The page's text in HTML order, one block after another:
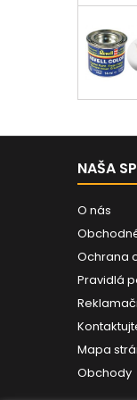
NAŠA
O nás
Ochrana
Pravidlá
Mapa
Obchody